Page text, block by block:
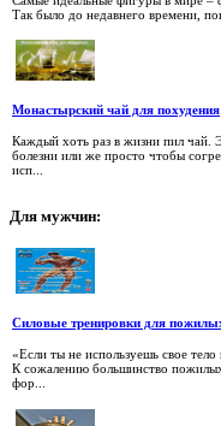
Так было до недавнего времени,
Монастырский чай для похудения
Каждый хоть раз в жизни пил чай.
болезни или же просто чтобы
исп...
Для мужчин:
Силовые тренировки для
«Если ты не используешь свое
К сожалению большинство
фор...